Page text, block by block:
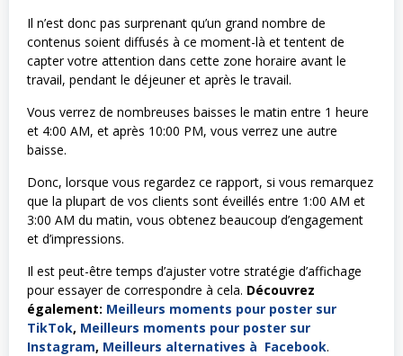
Il n’est donc pas surprenant qu’un grand nombre de
contenus soient diffusés à ce moment-là et tentent de
capter votre attention dans cette zone horaire avant le
travail, pendant le déjeuner et après le travail.
Vous verrez de nombreuses baisses le matin entre 1 heure
et 4:00 AM, et après 10:00 PM, vous verrez une autre
baisse.
Donc, lorsque vous regardez ce rapport, si vous remarquez
que la plupart de vos clients sont éveillés entre 1:00 AM et
3:00 AM du matin, vous obtenez beaucoup d’engagement
et d’impressions.
Il est peut-être temps d’ajuster votre stratégie d’affichage
pour essayer de correspondre à cela. Découvrez
également: Meilleurs moments pour poster sur
TikTok, Meilleurs moments pour poster sur
Instagram, Meilleurs alternatives à Facebook.